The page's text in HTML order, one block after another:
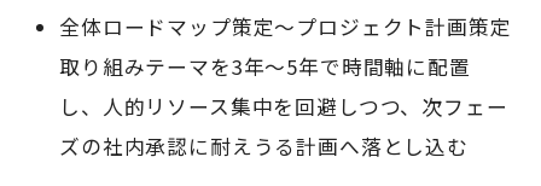
全体ロードマップ策定～プロジェクト計画策定
取り組みテーマを3年～5年で時間軸に配置
し、人的リソース集中を回避しつつ、次フェー
ズの社内承認に耐えうる計画へ落とし込む